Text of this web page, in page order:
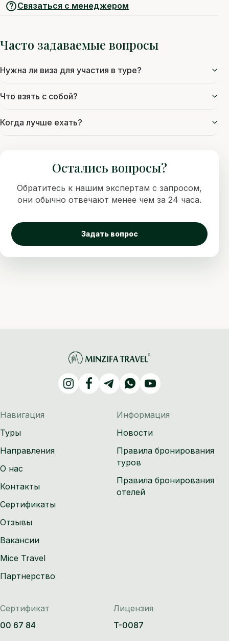
Связаться с менеджером
Часто задаваемые вопросы
Нужна ли виза для участия в туре?
Что взять с собой?
Когда лучше ехать?
Остались вопросы?
Обратитесь к нашим экспертам с запросом,
они обычно отвечают менее чем за 24 часа.
Задать вопрос
Навигация
Туры
Направления
О нас
Контакты
Сертификаты
Отзывы
Вакансии
Mice Travel
Партнерство
Информация
Новости
Правила бронирования
туров
Правила бронирования
отелей
Сертификат
00 67 84
Лицензия
T-0087